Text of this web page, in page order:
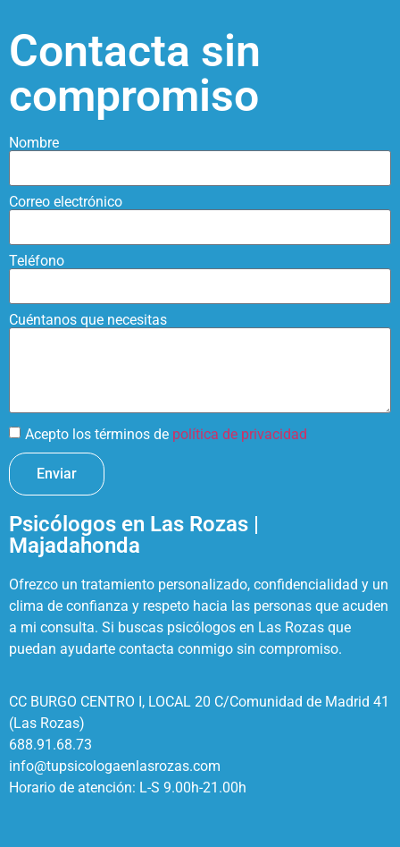
Contacta sin
compromiso
Nombre
Correo electrónico
Teléfono
Cuéntanos que necesitas
Acepto los términos de política de privacidad
Enviar
Psicólogos en Las Rozas |
Majadahonda
Ofrezco un tratamiento personalizado, confidencialidad y un
clima de confianza y respeto hacia las personas que acuden
a mi consulta. Si buscas psicólogos en Las Rozas que
puedan ayudarte contacta conmigo sin compromiso.
CC BURGO CENTRO I, LOCAL 20 C/Comunidad de Madrid 41
(Las Rozas)
688.91.68.73
info@tupsicologaenlasrozas.com
Horario de atención: L-S 9.00h-21.00h